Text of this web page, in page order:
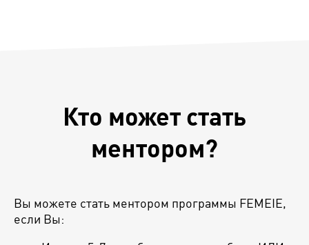
Кто может стать
ментором?
Вы можете стать ментором программы FEMEIE,
если Вы: